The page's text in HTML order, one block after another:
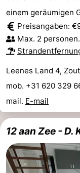
einem geräumigen
Preisangaben:
Max. 2 personen.
Leenes Land 4,
mob. +31 620 329
mail. E-mail
12 aan Zee - D.